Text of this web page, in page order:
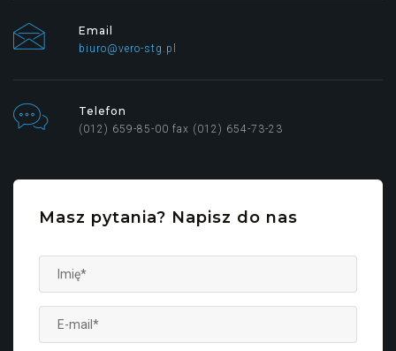
Email
biuro@vero-stg.pl
Telefon
(012) 659-85-00 fax (012) 654-73-23
Masz pytania? Napisz do nas